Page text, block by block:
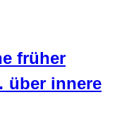
früher
über innere